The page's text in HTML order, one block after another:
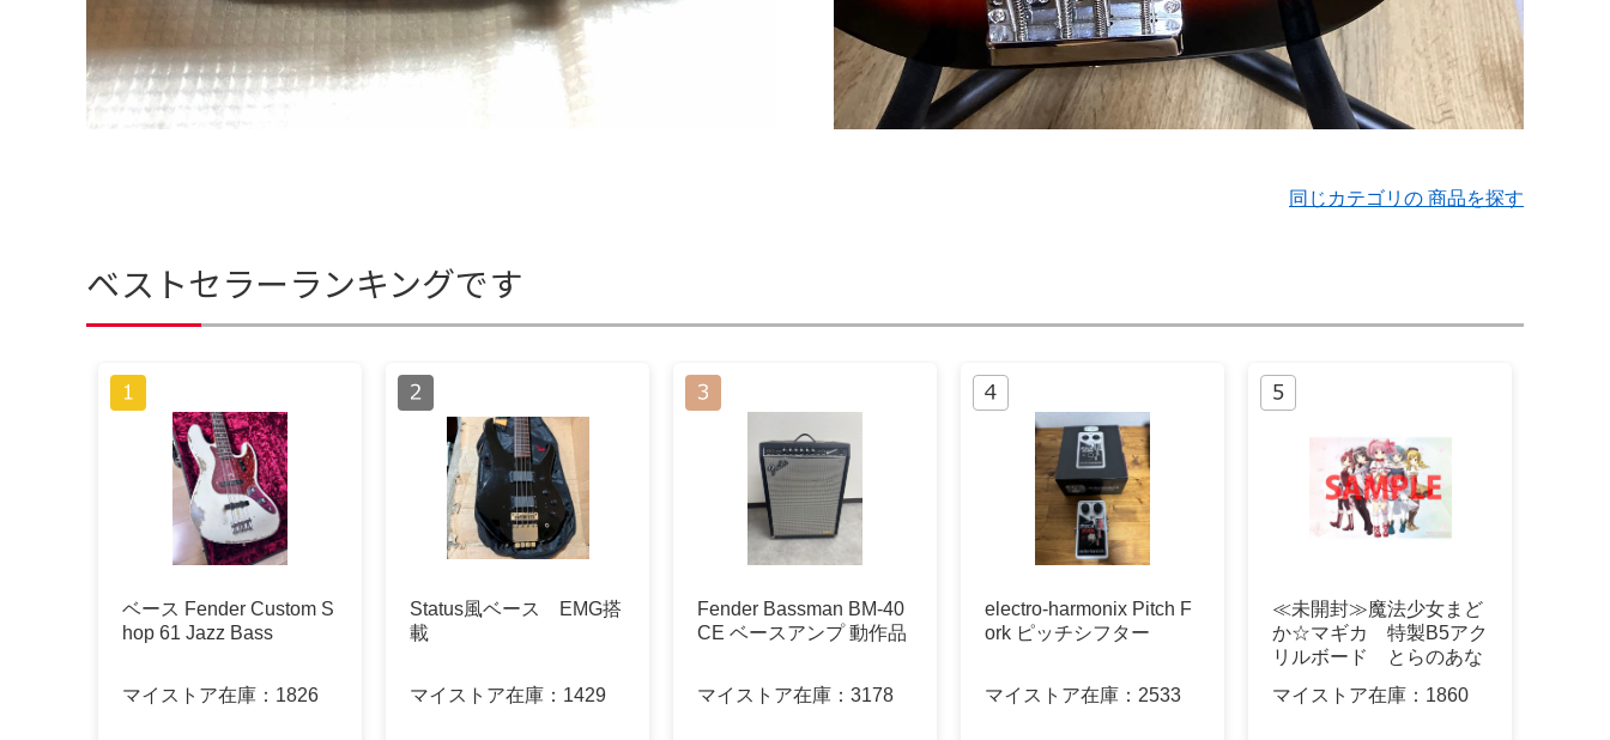
同じカテゴリの 商品を探す
ベストセラーランキングです
ベース Fender Custom S
hop 61 Jazz Bass
マイストア在庫： 1826
Status風ベース EMG搭
載
マイストア在庫： 1429
Fender Bassman BM-40
CE ベースアンプ 動作品
マイストア在庫： 3178
electro-harmonix Pitch F
ork ピッチシフター
マイストア在庫： 2533
≪未開封≫魔法少女まど
か☆マギカ 特製B5アク
リルボード とらのあな
マイストア在庫： 1860